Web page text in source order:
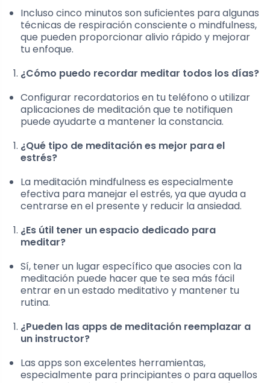
Incluso cinco minutos son suficientes para algunas
técnicas de respiración consciente o mindfulness,
que pueden proporcionar alivio rápido y mejorar
tu enfoque.
¿Cómo puedo recordar meditar todos los días?
Configurar recordatorios en tu teléfono o utilizar
aplicaciones de meditación que te notifiquen
puede ayudarte a mantener la constancia.
¿Qué tipo de meditación es mejor para el
estrés?
La meditación mindfulness es especialmente
efectiva para manejar el estrés, ya que ayuda a
centrarse en el presente y reducir la ansiedad.
¿Es útil tener un espacio dedicado para
meditar?
Sí, tener un lugar específico que asocies con la
meditación puede hacer que te sea más fácil
entrar en un estado meditativo y mantener tu
rutina.
¿Pueden las apps de meditación reemplazar a
un instructor?
Las apps son excelentes herramientas,
especialmente para principiantes o para aquellos